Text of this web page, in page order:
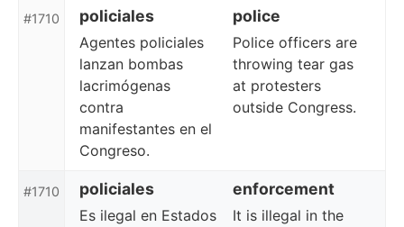
#1710 policiales police
Agentes policiales
lanzan bombas
lacrimógenas
contra
manifestantes en el
Congreso.
Police officers are
throwing tear gas
at protesters
outside Congress.
#1710 policiales enforcement
Es ilegal en Estados
It is illegal in the